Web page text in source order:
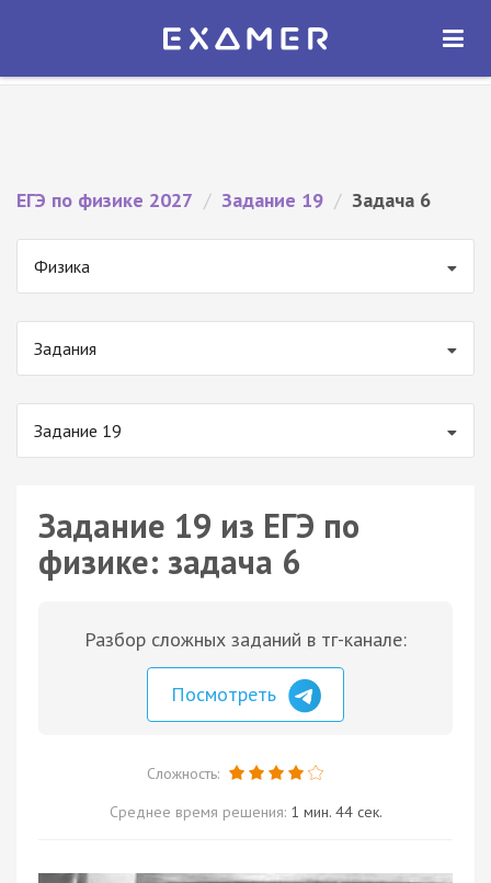
Экзамер — ЕГЭ 2027
ОТКРЫТЬ
ЕГЭ по физике 2027 / Задание 19 / Задача 6
Физика
Задания
Задание 19
Задание 19 из ЕГЭ по
физике: задача 6
Разбор сложных заданий в тг-канале:
Посмотреть
Сложность:
Среднее время решения: 1 мин. 44 сек.